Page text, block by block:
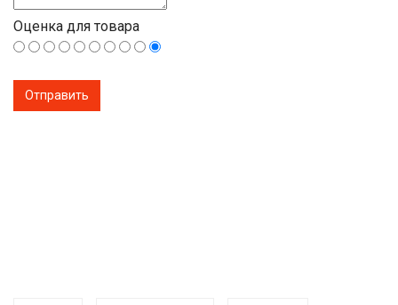
Оценка для товара